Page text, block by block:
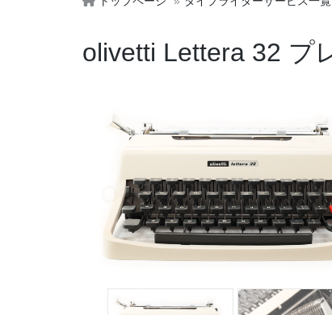
olivetti Lettera 32 プ